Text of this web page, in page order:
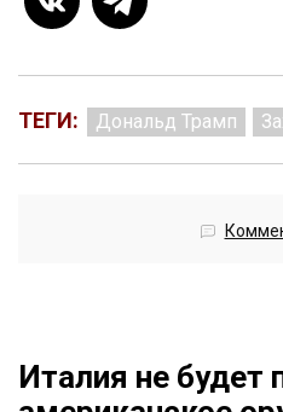
ТЕГИ: Дональд Трамп
Италия не будет